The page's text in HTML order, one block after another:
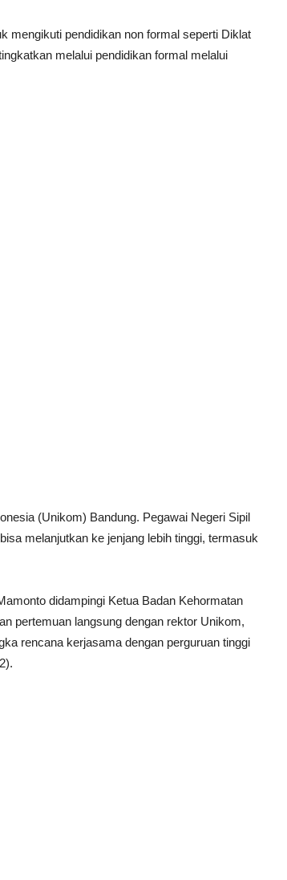
mengikuti pendidikan non formal seperti Diklat
melalui pendidikan formal melalui
(Unikom) Bandung. Pegawai Negeri Sipil
melanjutkan ke jenjang lebih tinggi, termasuk
didampingi Ketua Badan Kehormatan
pertemuan langsung dengan rektor Unikom,
rencana kerjasama dengan perguruan tinggi